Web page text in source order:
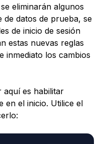
eliminarán algunos
de datos de prueba, se
de inicio de sesión
estas nuevas reglas
inmediato los cambios
aquí es habilitar
en el inicio. Utilice el